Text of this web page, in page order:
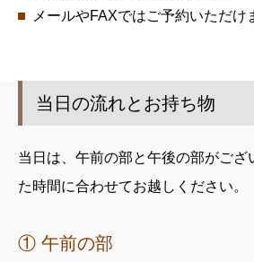
メールやFAXではご予約いただけ
当日の流れとお持ち物
当日は、午前の部と午後の部がござ
た時間に合わせてお越しください。
① 午前の部